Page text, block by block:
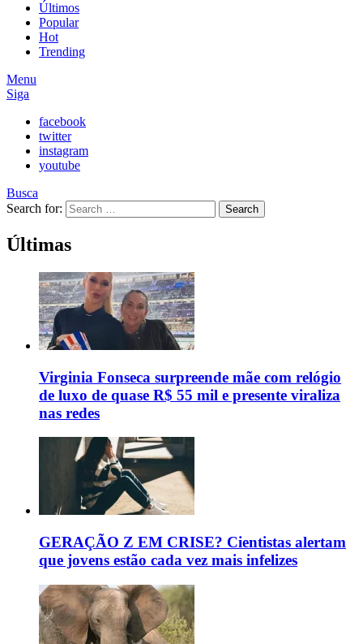
Últimos
Popular
Hot
Trending
Menu
Siga
facebook
twitter
instagram
youtube
Busca
Search for:
Search
Últimas
Virginia Fonseca surpreende mãe com relógio
de luxo de quase R$ 55 mil e presente viraliza
nas redes
GERAÇÃO Z EM CRISE? Cientistas alertam
que jovens estão cada vez mais infelizes